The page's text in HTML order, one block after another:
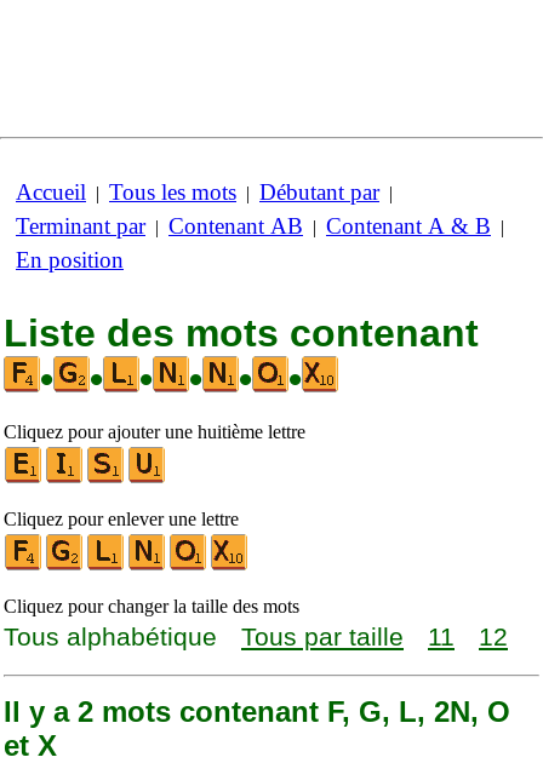
Accueil | Tous les mots | Débutant par|
Terminant par| Contenant AB | Contenant A & B |
En position
Liste des mots contenant
•
• • • • •
Cliquez pour ajouter une huitième lettre
Cliquez pour enlever une lettre
Cliquez pour changer la taille des mots
Tous alphabétique Tous par taille 11 12
Il y a 2 mots contenant F, G, L, 2N, O
et X